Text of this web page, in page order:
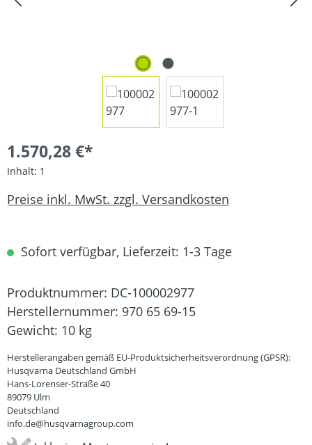
1.570,28 €*
Inhalt: 1
Preise inkl. MwSt. zzgl. Versandkosten
Sofort verfügbar, Lieferzeit: 1-3 Tage
Produktnummer: DC-100002977
Herstellernummer: 970 65 69-15
Gewicht: 10 kg
Herstellerangaben gemäß EU-Produktsicherheitsverordnung (GPSR):
Husqvarna Deutschland GmbH
Hans-Lorenser-Straße 40
89079 Ulm
Deutschland
info.de@husqvarnagroup.com